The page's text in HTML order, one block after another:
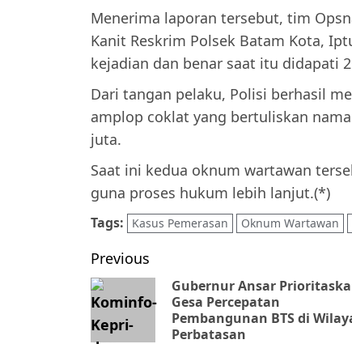
Menerima laporan tersebut, tim
Kanit Reskrim Polsek Batam Kota,
kejadian dan benar saat itu didapati
Dari tangan pelaku, Polisi berhasil
amplop coklat yang bertuliskan
juta.
Saat ini kedua oknum wartawan
guna proses hukum lebih lanjut.(*)
Tags: Kasus Pemerasan Oknum Wartawan
Post
navigation
Previous
Gubernur Ansar
Gesa Percepatan
Pembangunan BTS di
Perbatasan